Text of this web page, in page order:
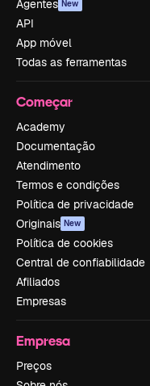
Agentes New
API
App móvel
Todas as ferramentas
Começar
Academy
Documentação
Atendimento
Termos e condições
Política de privacidade
Originais New
Política de cookies
Central de confiabilidade
Afiliados
Empresas
Empresa
Preços